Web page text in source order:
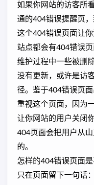
如果你网站的访客所
通的404错误提醒页
这个404错误页面让
站点都会有404错误
维护过程中一些被删
没有更新，或许是访
径。鉴于404错误页
重视这个页面，因为
让你网站的用户关闭
404页面会把用户从
的。
怎样的404错误页面
只在页面留下一句话